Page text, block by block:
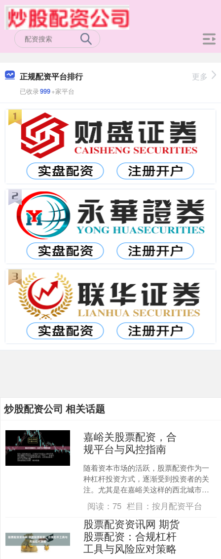
正规配资平台排行
已收录999+家平台
更多
炒股配资公司 相关话题
嘉峪关股票配资，合
规平台与风控指南
随着资本市场的活跃，股票配资作为一
种杠杆投资方式，逐渐受到投资者的关
注。尤其是在嘉峪关这样的西北城市，
随着金融服务的普及，越来越多的投资
者开始接触股票配资。然而....
阅读：75 栏目：按月配资平台
股票配资资讯网 期货
股票配资：合规杠杆
工具与风险应对策略